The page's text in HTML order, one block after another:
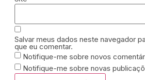
Salvar meus dados neste navegador
que eu comentar.
Notifique-me sobre novos
Notifique-me sobre novas